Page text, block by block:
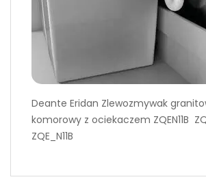
Deante Eridan Zlewozmywak
komorowy z ociekaczem ZQEN11B
ZQE_N11B